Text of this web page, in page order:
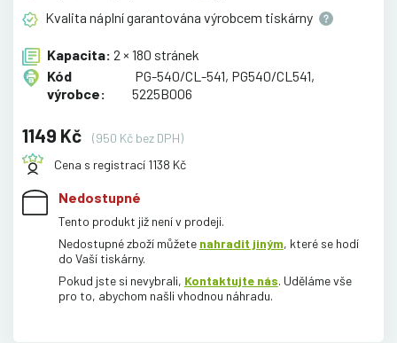
Kvalita náplní garantována výrobcem tiskárny
Kapacita: 2 × 180 stránek
Kód
výrobce:
PG-540/CL-541, PG540/CL541,
5225B006
1149 Kč
(950 Kč bez DPH)
Cena s registrací 1138 Kč
Nedostupné
Tento produkt již není v prodeji.
Nedostupné zboží můžete nahradit jiným, které se hodí
do Vaší tiskárny.
Pokud jste si nevybrali, Kontaktujte nás. Uděláme vše
pro to, abychom našli vhodnou náhradu.